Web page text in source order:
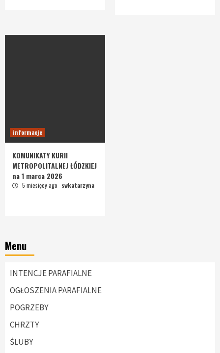
informacje
KOMUNIKATY KURII
METROPOLITALNEJ ŁÓDZKIEJ
na 1 marca 2026
5 miesięcy ago swkatarzyna
Menu
INTENCJE PARAFIALNE
OGŁOSZENIA PARAFIALNE
POGRZEBY
CHRZTY
ŚLUBY